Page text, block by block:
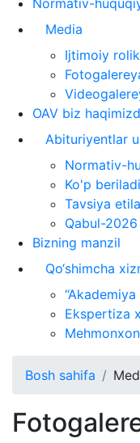
Normativ-
Media
Ijtimoiy
OAV biz
Abituriyentlar
Normativ-
Ko'p
Tavsiya
Qabul-
Bizning manzil
Qo‘shimcha
Ekspertiza
Bosh sahifa